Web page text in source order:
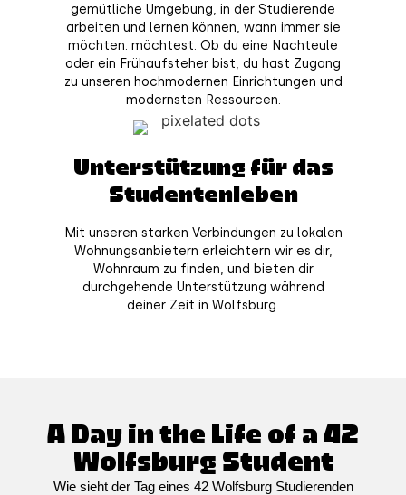
gemütliche Umgebung, in der Studierende
arbeiten und lernen können, wann immer sie
möchten. möchtest. Ob du eine Nachteule
oder ein Frühaufsteher bist, du hast Zugang
zu unseren hochmodernen Einrichtungen und
modernsten Ressourcen.
Unterstützung für das
Studentenleben
Mit unseren starken Verbindungen zu lokalen
Wohnungsanbietern erleichtern wir es dir,
Wohnraum zu finden, und bieten dir
durchgehende Unterstützung während
deiner Zeit in Wolfsburg.
A Day in the Life of a 42
Wolfsburg Student
Wie sieht der Tag eines 42 Wolfsburg Studierenden